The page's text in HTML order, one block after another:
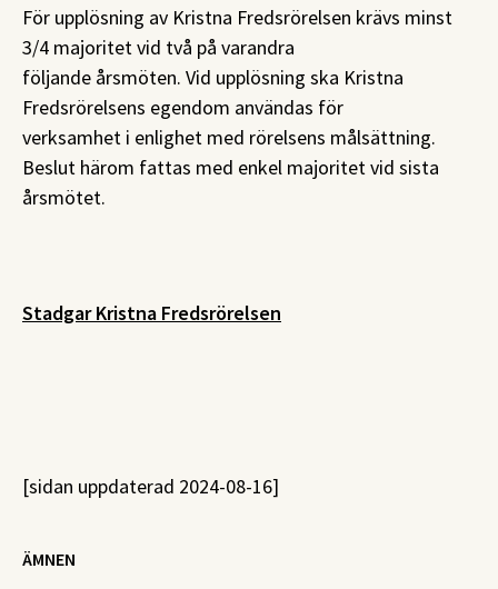
För upplösning av Kristna Fredsrörelsen krävs minst
3/4 majoritet vid två på varandra
följande årsmöten. Vid upplösning ska Kristna
Fredsrörelsens egendom användas för
verksamhet i enlighet med rörelsens målsättning.
Beslut härom fattas med enkel majoritet vid sista
årsmötet.
Stadgar Kristna Fredsrörelsen
[sidan uppdaterad 2024-08-16]
ÄMNEN